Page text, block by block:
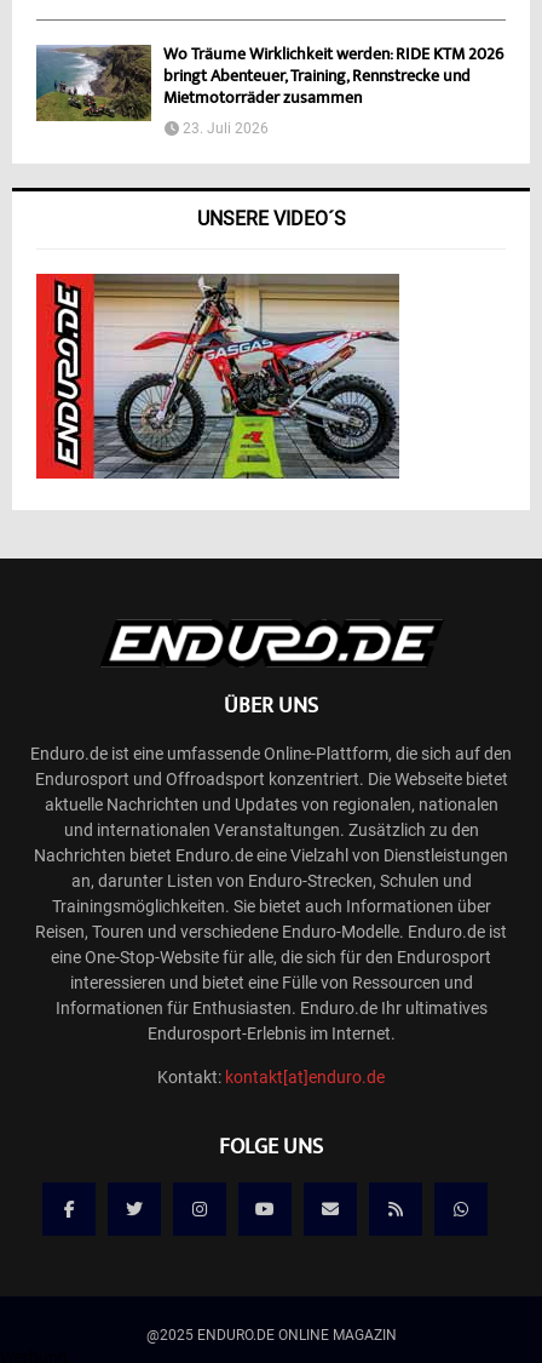
Wo Träume Wirklichkeit werden: RIDE KTM 2026
bringt Abenteuer, Training, Rennstrecke und
Mietmotorräder zusammen
23. Juli 2026
UNSERE VIDEO´S
ÜBER UNS
Enduro.de ist eine umfassende Online-Plattform, die sich auf den
Endurosport und Offroadsport konzentriert. Die Webseite bietet
aktuelle Nachrichten und Updates von regionalen, nationalen
und internationalen Veranstaltungen. Zusätzlich zu den
Nachrichten bietet Enduro.de eine Vielzahl von Dienstleistungen
an, darunter Listen von Enduro-Strecken, Schulen und
Trainingsmöglichkeiten. Sie bietet auch Informationen über
Reisen, Touren und verschiedene Enduro-Modelle. Enduro.de ist
eine One-Stop-Website für alle, die sich für den Endurosport
interessieren und bietet eine Fülle von Ressourcen und
Informationen für Enthusiasten. Enduro.de Ihr ultimatives
Endurosport-Erlebnis im Internet.
Kontakt: kontakt[at]enduro.de
FOLGE UNS
@2025 ENDURO.DE ONLINE MAGAZIN